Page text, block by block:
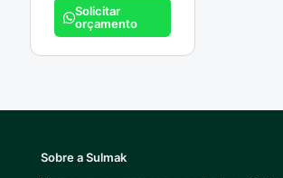
Solicitar
orçamento
Sobre a Sulmak